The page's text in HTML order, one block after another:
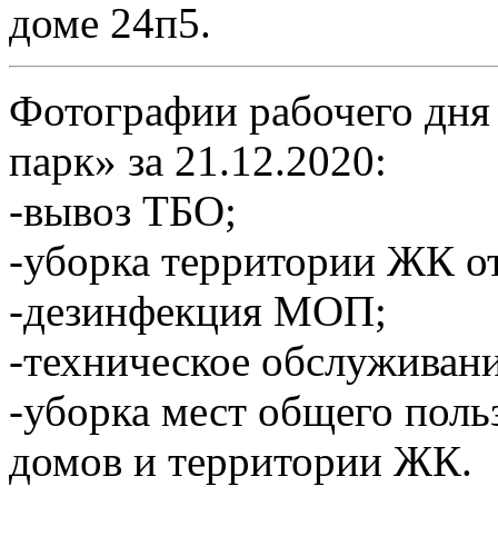
доме 24п5.
Фотографии рабочего
парк» за 21.12.2020:
-вывоз ТБО;
-уборка территории ЖК
-дезинфекция МОП;
-техническое
-уборка мест общего
домов и территории ЖК.